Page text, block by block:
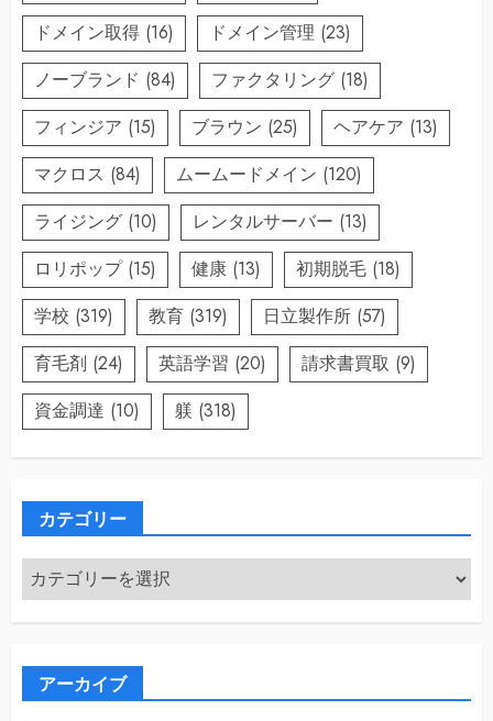
ドメイン取得 (16) ドメイン管理 (23)
ノーブランド (84) ファクタリング (18)
フィンジア (15) ブラウン (25) ヘアケア (13)
マクロス (84) ムームードメイン (120)
ライジング (10) レンタルサーバー (13)
ロリポップ(15) 健康 (13) 初期脱毛 (18)
学校 (319) 教育 (319) 日立製作所 (57)
育毛剤 (24) 英語学習 (20) 請求書買取 (9)
資金調達 (10) 躾 (318)
カテゴリー
カ
テ
ゴ
アーカイブ